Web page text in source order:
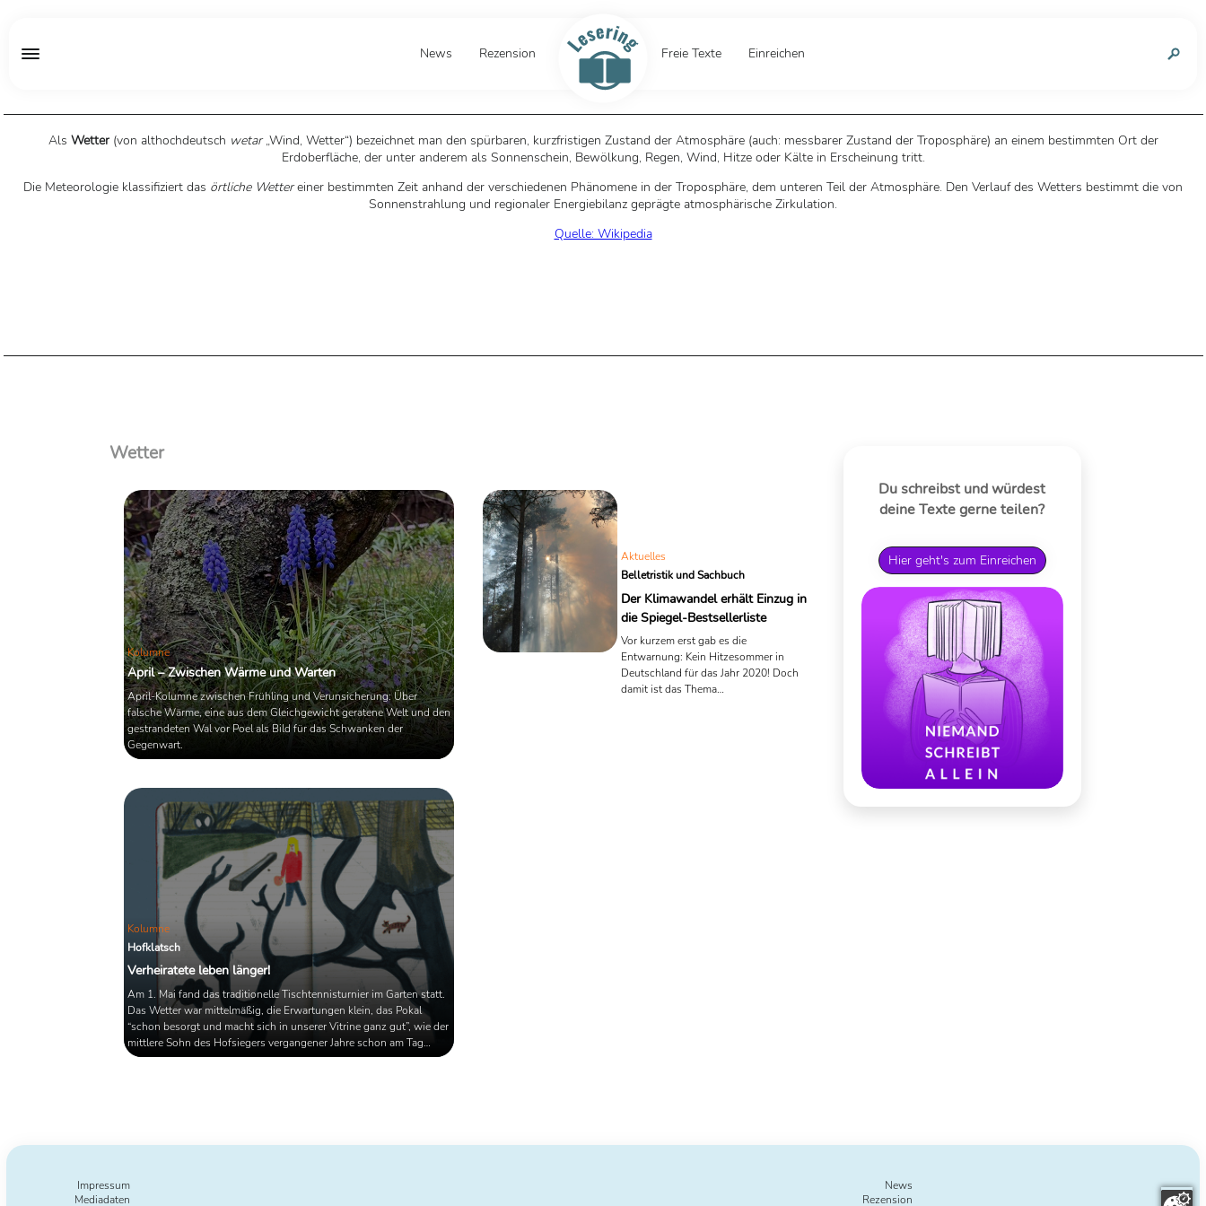
News Rezension Freie Texte Einreichen
Als Wetter(von althochdeutsch wetar„Wind, Wetter“) bezeichnet man den spürbaren, kurzfristigen Zustand der Atmosphäre (auch: messbarer Zustand der Troposphäre) an einem bestimmten Ort der
Erdoberfläche, der unter anderem als Sonnenschein, Bewölkung, Regen, Wind, Hitze oder Kälte in Erscheinung tritt.
Die Meteorologie klassifiziert das örtliche Wettereiner bestimmten Zeit anhand der verschiedenen Phänomene in der Troposphäre, dem unteren Teil der Atmosphäre. Den Verlauf des Wetters bestimmt die von
Sonnenstrahlung und regionaler Energiebilanz geprägte atmosphärische Zirkulation.
Quelle: Wikipedia
Wetter
Kolumne
April – Zwischen Wärme und Warten
April-Kolumne zwischen Frühling und Verunsicherung: Über
falsche Wärme, eine aus dem Gleichgewicht geratene Welt und den
gestrandeten Wal vor Poel als Bild für das Schwanken der
Gegenwart.
Aktuelles
Belletristik und Sachbuch
Der Klimawandel erhält Einzug in
die Spiegel-Bestsellerliste
Vor kurzem erst gab es die
Entwarnung: Kein Hitzesommer in
Deutschland für das Jahr 2020! Doch
damit ist das Thema
Kolumne
Hofklatsch
Verheiratete leben länger!
Am 1. Mai fand das traditionelle Tischtennisturnier im Garten statt.
Das Wetter war mittelmäßig, die Erwartungen klein, das Pokal
“schon besorgt und macht sich in unserer Vitrine ganz gut”, wie der
mittlere Sohn des Hofsiegers vergangener Jahre schon am Tag
zuvor schalkhaft sagte. Jemand äußerte im Vorfeld halblaut, man
Du schreibst und würdest
deine Texte gerne teilen?
Hier geht's zum Einreichen
Impressum
Mediadaten
News
Rezension